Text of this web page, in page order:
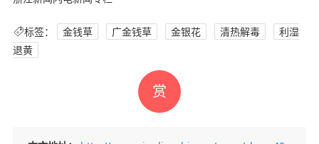
标签： 金钱草 广金钱草 金银花 清热解毒
利湿
退黄
赏